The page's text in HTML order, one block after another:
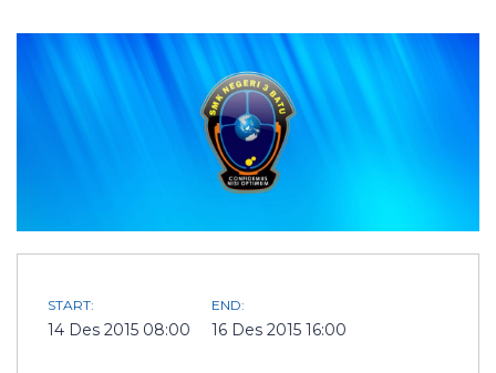
START:
14 Des 2015 08:00
END:
16 Des 2015 16:00